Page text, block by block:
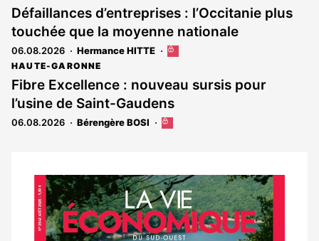
est
réservé
aux
abonnés
Défaillances d’entreprises : l’Occitanie plus
touchée que la moyenne nationale
06.08.2026 Hermance HITTE
Cet
réservé
aux
abonnés
HAUTE-GARONNE
Fibre Excellence : nouveau sursis pour
l’usine de Saint-Gaudens
06.08.2026 Bérengère BOSI
Cet
aux
abonnés
Notre
dernier
magazine